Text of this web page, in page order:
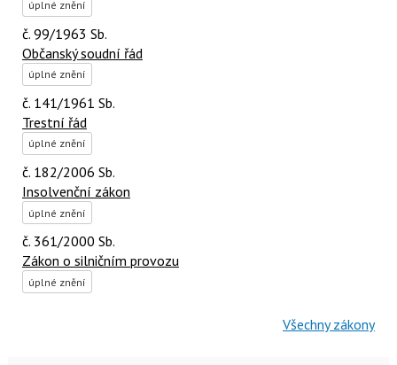
úplné znění
č. 99/1963 Sb.
Občanský soudní řád
úplné znění
č. 141/1961 Sb.
Trestní řád
úplné znění
č. 182/2006 Sb.
Insolvenční zákon
úplné znění
č. 361/2000 Sb.
Zákon o silničním provozu
úplné znění
Všechny zákony